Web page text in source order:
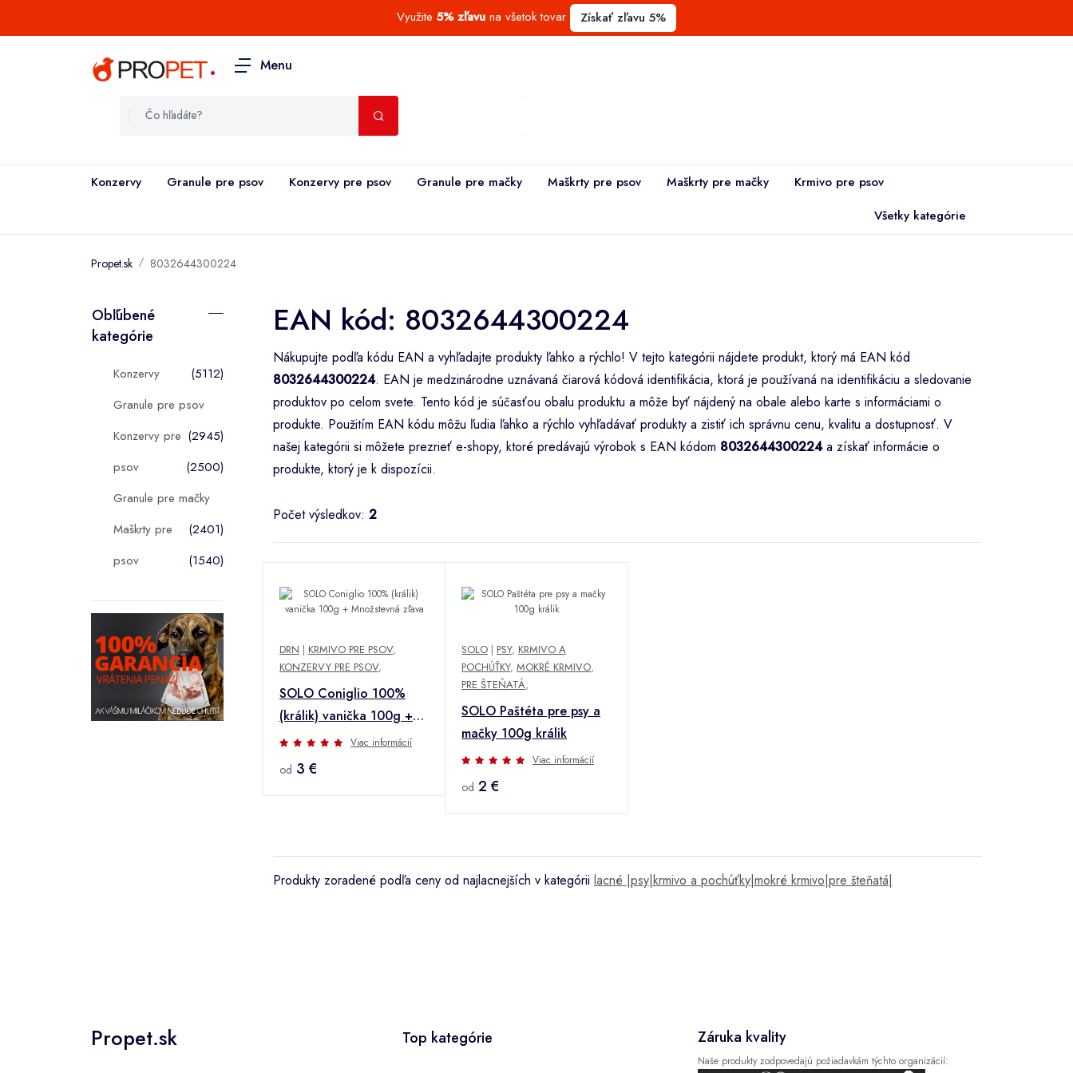
Využite 5% zľavu na všetok tovar Získať zľavu 5%
. Menu
Konzervy Granule pre psov Konzervy pre psov Granule pre mačky Maškrty pre psov Maškrty pre mačky
Krmivo pre psov
Všetky kategórie
Propet.sk 8032644300224
Obľúbené
kategórie
Konzervy
(5112)
Granule pre psov
(2945)
Konzervy pre
psov
(2500)
Granule pre mačky
(2401)
Maškrty pre
psov
(1540)
EAN kód: 8032644300224
Nákupujte podľa kódu EAN a vyhľadajte produkty ľahko a rýchlo! V tejto kategórii nájdete produkt, ktorý má EAN kód
8032644300224. EAN je medzinárodne uznávaná čiarová kódová identifikácia, ktorá je používaná na identifikáciu a sledovanie
produktov po celom svete. Tento kód je súčasťou obalu produktu a môže byť nájdený na obale alebo karte s informáciami o
produkte. Použitím EAN kódu môžu ľudia ľahko a rýchlo vyhľadávať produkty a zistiť ich správnu cenu, kvalitu a dostupnosť. V
našej kategórii si môžete prezrieť e-shopy, ktoré predávajú výrobok s EAN kódom 8032644300224a získať informácie o
produkte, ktorý je k dispozícii.
Počet výsledkov: 2
DRN | KRMIVO PRE PSOV,
KONZERVY PRE PSOV,
SOLO Coniglio 100%
(králik) vanička 100g +
Množstevná zľava
Viac informácií
od 3 €
SOLO | PSY, KRMIVO A
POCHÚŤKY, MOKRÉ KRMIVO,
PRE ŠTEŇATÁ,
SOLO Paštéta pre psy a
mačky 100g králik
Viac informácií
od 2 €
Produkty zoradené podľa ceny od najlacnejších v kategórii lacné |psy|krmivo a pochúťky|mokré krmivo|pre šteňatá|
Propet.sk Top kategórie Záruka kvality
Naše produkty zodpovedajú požiadavkám týchto organizácií: